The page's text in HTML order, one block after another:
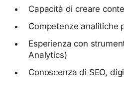
Capacità di creare
Competenze analitiche
Esperienza con
Analytics)
Conoscenza di SEO,